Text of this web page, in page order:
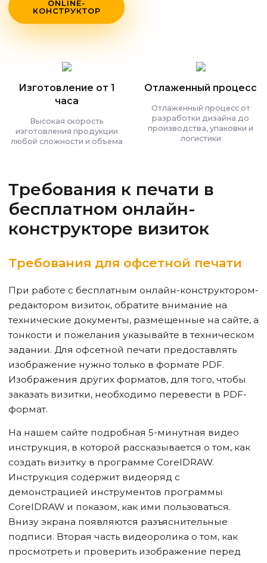
ONLINE-
КОНСТРУКТОР
Изготовление от 1
часа
Высокая скорость
изготовления продукции
любой сложности и объема
Отлаженный процесс
Отлаженный процесс от
разработки дизайна до
производства, упаковки и
логистики
Требования к печати в
бесплатном онлайн-
конструкторе визиток
Требования для офсетной печати
При работе с бесплатным онлайн-конструктором-
редактором визиток, обратите внимание на
технические документы, размещенные на сайте, а
тонкости и пожелания указывайте в техническом
задании. Для офсетной печати предоставлять
изображение нужно только в формате PDF.
Изображения других форматов, для того, чтобы
заказать визитки, необходимо перевести в PDF-
формат.
На нашем сайте подробная 5-минутная видео
инструкция, в которой рассказывается о том, как
создать визитку в программе CorelDRAW.
Инструкция содержит видеоряд с
демонстрацией инструментов программы
CorelDRAW и показом, как ими пользоваться.
Внизу экрана появляются разъяснительные
подписи. Вторая часть видеоролика о том, как
просмотреть и проверить изображение перед